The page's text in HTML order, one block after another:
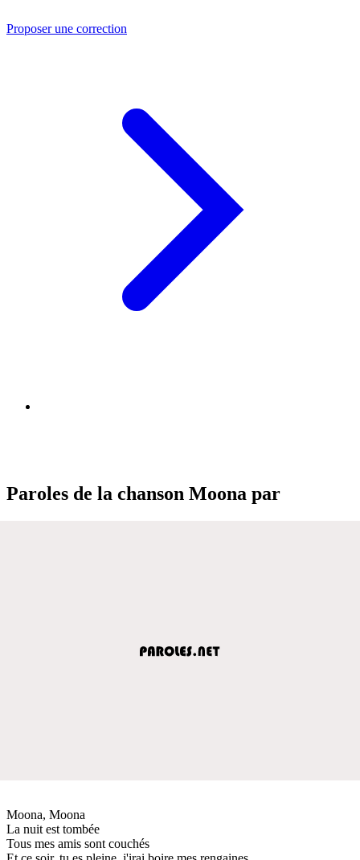
Proposer une correction
Paroles de la chanson Moona par
Moona, Moona
La nuit est tombée
Tous mes amis sont couchés